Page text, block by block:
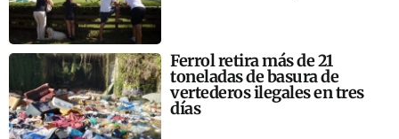
Ferrol retira más de 21
toneladas de basura de
vertederos ilegales en tres
días